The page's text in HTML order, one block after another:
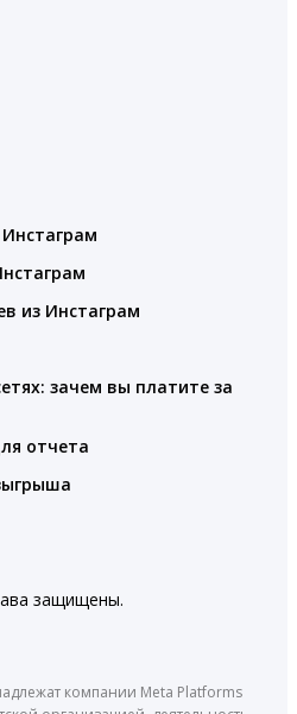
из Инстаграм
зачем вы платите за
отчета
защищены.
компании Meta Platforms